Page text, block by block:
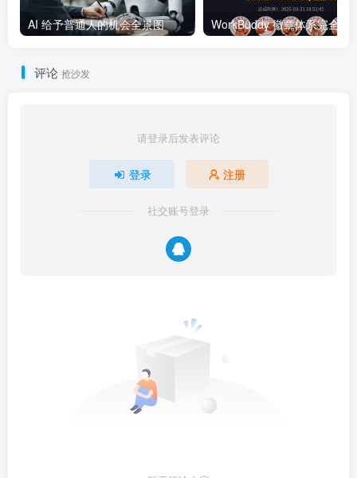
AI 给予普通人的机会全景图
评论 抢沙发
请登录后发表评论
登录 注册
社交账号登录